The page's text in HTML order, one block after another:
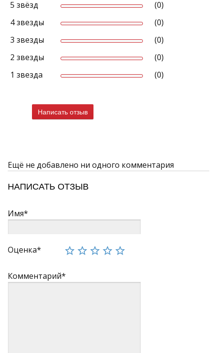
5 звёзд
(0)
4 звезды
(0)
3 звезды
(0)
2 звезды
(0)
1 звезда
(0)
Написать отзыв
Ещё не добавлено ни одного комментария
НАПИСАТЬ ОТЗЫВ
Имя*
Оценка*
Комментарий*